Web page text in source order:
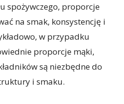
spożywczego, proporcje
na smak, konsystencję i
w przypadku
proporcje mąki,
są niezbędne do
i smaku.